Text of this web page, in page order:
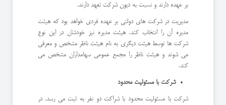
بر عهده دارند و نسبت به دیون شرکت تعهد دارند.
مدیریت در شرکت های دولتی بر عهده فردی خواهد بود که هیئت
مدیره آن را انتخاب کند. هیئت مدیره نیز خودشان در این نوع
شرکت ها توسط هیئت دیگری به نام هیئت ناظر مشخص و معرفی
می شوند و هیئت ناظر را مجمع عمومی سهامداران مشخص می
کند.
شرکت با مسئولیت محدود
شرکت با مسئولیت محدود با شراکت دو نفر به ثبت می رسد. در